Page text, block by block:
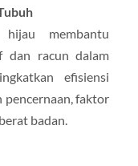
membantu
dan racun dalam
efisiensi
pencernaan, faktor
badan.